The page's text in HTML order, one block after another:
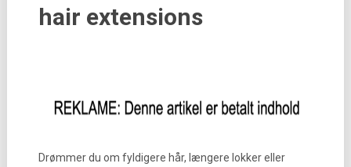
hair extensions
Drømmer du om fyldigere hår, længere lokker eller